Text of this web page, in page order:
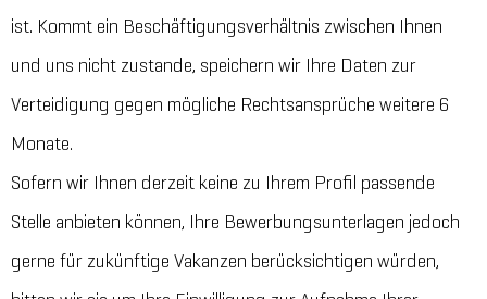
ist. Kommt ein Beschäftigungsverhältnis zwischen Ihnen
und uns nicht zustande, speichern wir Ihre Daten zur
Verteidigung gegen mögliche Rechtsansprüche weitere 6
Monate.
Sofern wir Ihnen derzeit keine zu Ihrem Profil passende
Stelle anbieten können, Ihre Bewerbungsunterlagen jedoch
gerne für zukünftige Vakanzen berücksichtigen würden,